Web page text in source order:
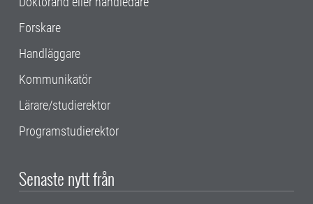
Forskare
Handläggare
Kommunikatör
Lärare/studierektor
Programstudierektor
Senaste nytt från